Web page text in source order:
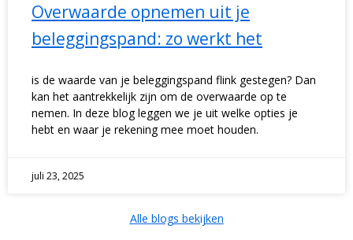
Overwaarde opnemen uit je
beleggingspand: zo werkt het
is de waarde van je beleggingspand flink gestegen? Dan
kan het aantrekkelijk zijn om de overwaarde op te
nemen. In deze blog leggen we je uit welke opties je
hebt en waar je rekening mee moet houden.
juli 23, 2025
Alle blogs bekijken